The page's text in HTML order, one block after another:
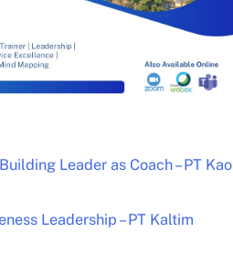
Leader as Coach – PT Kao
Leadership – PT Kaltim